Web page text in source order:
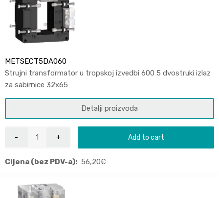
METSECT5DA060
Strujni transformator u tropskoj izvedbi 600 5 dvostruki izlaz
za sabirnice 32x65
Detalji proizvoda
Add to cart
Cijena (bez PDV-a): 56,20€